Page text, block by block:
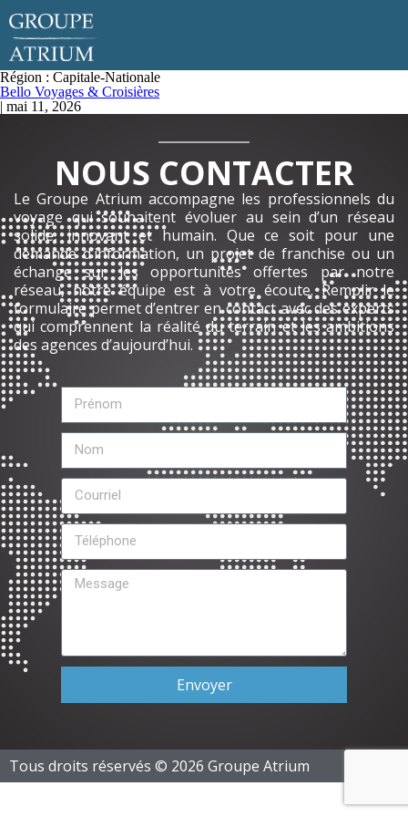
Région : Capitale-Nationale
Bello Voyages & Croisières
| mai 11, 2026
NOUS CONTACTER
Le Groupe Atrium accompagne les professionnels du
voyage qui souhaitent évoluer au sein d’un réseau
solide, innovant et humain. Que ce soit pour une
demande d’information, un projet de franchise ou un
échange sur les opportunités offertes par notre
réseau, notre équipe est à votre écoute. Remplir le
formulaire permet d’entrer en contact avec des experts
qui comprennent la réalité du terrain et les ambitions
des agences d’aujourd’hui.
Envoyer
Tous droits réservés © 2026 Groupe Atrium